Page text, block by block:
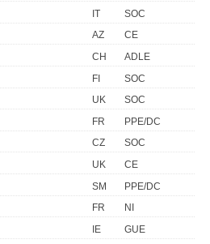
IT
SOC
AZ
CE
CH
ADLE
FI
SOC
UK
SOC
FR
PPE/DC
CZ
SOC
UK
CE
SM
PPE/DC
FR
NI
IE
GUE